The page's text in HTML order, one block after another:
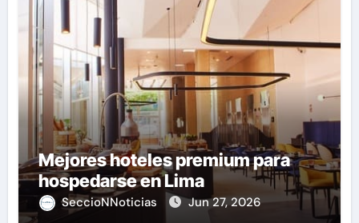
Mejores hoteles premium para
hospedarse en Lima
SeccioNNoticias Jun 27, 2026